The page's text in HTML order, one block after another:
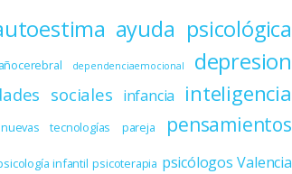
ayuda psicológica
dependenciaemocional depresion
sociales infancia
inteligencia
nuevas tecnologías pareja pensamientos
infantil psicoterapia psicólogos Valencia